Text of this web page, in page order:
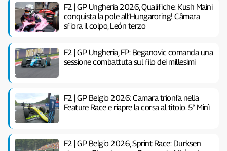
F2 | GP Ungheria 2026, Qualifiche: Kush Maini
conquista la pole all’Hungaroring! Câmara
sfiora il colpo, León terzo
F2 | GP Ungheria, FP: Beganovic comanda una
sessione combattuta sul filo dei millesimi
F2 | GP Belgio 2026: Camara trionfa nella
Feature Race e riapre la corsa al titolo. 5° Minì
F2 | GP Belgio 2026, Sprint Race: Durksen